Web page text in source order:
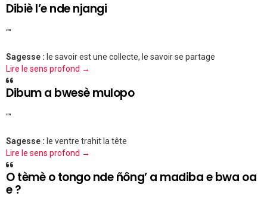
Dibiè l’e nde njangi
""
Sagesse : le savoir est une collecte, le savoir se partage
Lire le sens profond →
Dibum a bwesè mulopo
""
Sagesse : le ventre trahit la tête
Lire le sens profond →
O tèmè o tongo nde ñông’ a madiba e bwa oa
e ?